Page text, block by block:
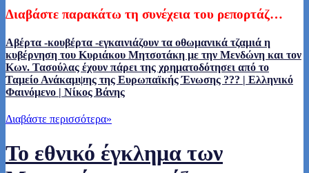
Διαβάστε παρακάτω τη συνέχεια του ρεπορτάζ…
Αβέρτα -κουβέρτα -εγκαινιάζουν τα οθωμανικά τζαμιά η
κυβέρνηση του Κυριάκου Μητσοτάκη με την Μενδώνη και τον
Κων. Τασούλας έχουν πάρει της χρηματοδότησει από το
Ταμείο Ανάκαμψης της Ευρωπαϊκής Ένωσης ??? | Ελληνικό
Φαινόμενο | Νίκος Βάνης
Διαβάστε περισσότερα»
Το εθνικό έγκλημα των